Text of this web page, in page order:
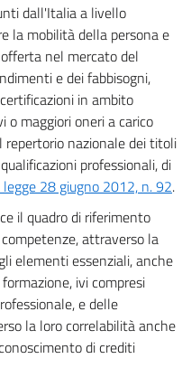
dall'Italia a livello
la mobilità della persona e
nel mercato del
e dei fabbisogni,
in ambito
o maggiori oneri a carico
nazionale dei titoli
professionali, di
28 giugno 2012, n. 92.
il quadro di riferimento
attraverso la
elementi essenziali, anche
ivi compresi
e delle
la loro correlabilità anche
di crediti